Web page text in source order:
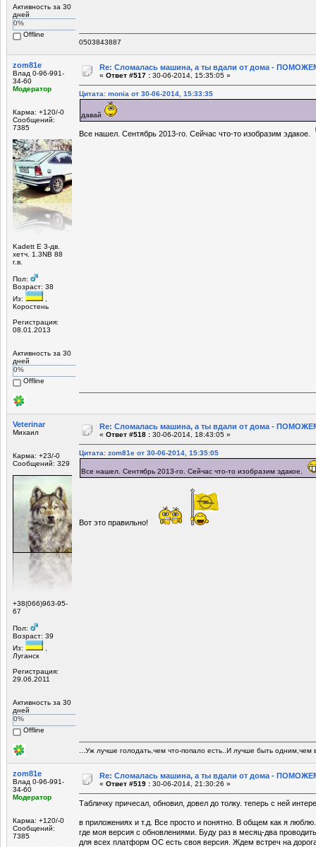
Активность за 30
дней
0%
Offline
0503843887
zom81e
Влад 0-96-991-
34-60
Модератор
Карма: +120/-0
Сообщений:
7385
Kadett E 3-дв.
хетч. 1.3NB 88
г.в.
Пол:
Возраст: 38
Из:
Коростень
Регистрация:
08.01.2013
Активность за 30
дней
0%
Offline
Re: Сломалась машина, а ты вдали от дома -
« Ответ #517 : 30-06-2014, 15:35:05 »
Цитата: monia от 30-06-2014, 15:33:35
давай
Все нашел. Сентябрь 2013-го. Сейчас что-то изобразим эдакое.
Veterinar
Михаил
Карма: +23/-0
Сообщений: 329
+38(066)963-95-
67
Пол:
Возраст: 39
Из:
Луганск
Регистрация:
29.06.2011
Активность за 30
дней
0%
Offline
Re: Сломалась машина, а ты вдали от дома -
« Ответ #518 : 30-06-2014, 18:43:05 »
Цитата: zom81e от 30-06-2014, 15:35:05
Все нашел. Сентябрь 2013-го. Сейчас что-то изобразим эдакое.
Вот это правильно!
...Уж лучше голодать,чем что-попало есть..И лучше быть одним,чем
zom81e
Влад 0-96-991-
34-60
Модератор
Карма: +120/-0
Сообщений:
7385
Re: Сломалась машина, а ты вдали от дома -
« Ответ #519 : 30-06-2014, 21:30:26 »
Табличку причесал, обновил, довел до толку. теперь с ней
в приложениях и т.д. Все просто и понятно. В общем как я
где моя версия с обновлениями. Буду раз в месяц-два
для всех платформ ОС есть своя версия. Ждем встреч на